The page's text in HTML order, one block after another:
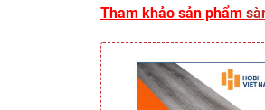
Tham khảo sản phẩm